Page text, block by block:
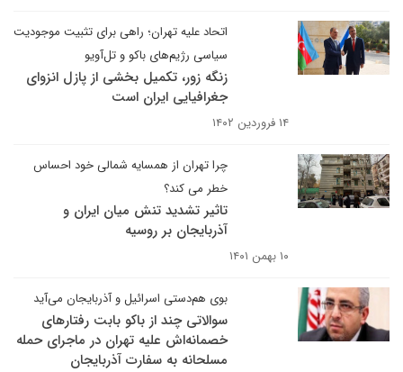
اتحاد علیه تهران؛ راهی برای تثبیت موجودیت
سیاسی رژیم‌های باکو و تل‌آویو
زنگه زور، تکمیل بخشی از پازل انزوای
جغرافیایی ایران است
۱۴ فروردین ۱۴۰۲
چرا تهران از همسایه شمالی خود احساس
خطر می کند؟
تاثیر تشدید تنش میان ایران و
آذربایجان بر روسیه
۱۰ بهمن ۱۴۰۱
بوی هم‌دستی اسرائیل و آذربایجان می‌آید
سوالاتی چند از باکو بابت رفتارهای
خصمانه‌اش علیه تهران در ماجرای حمله
مسلحانه به سفارت آذربایجان